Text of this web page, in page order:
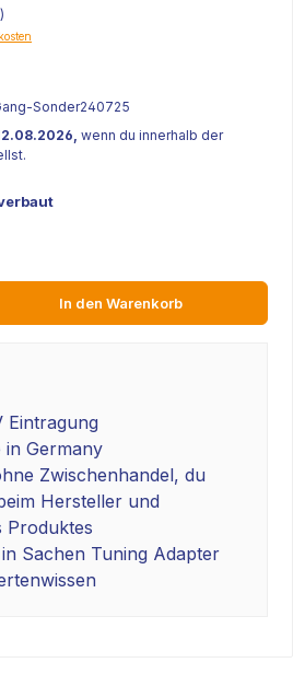
Sonder240725
wenn du innerhalb der
In den Warenkorb
Eintragung
in Germany
Zwischenhandel, du
Hersteller und
Produktes
Sachen Tuning Adapter